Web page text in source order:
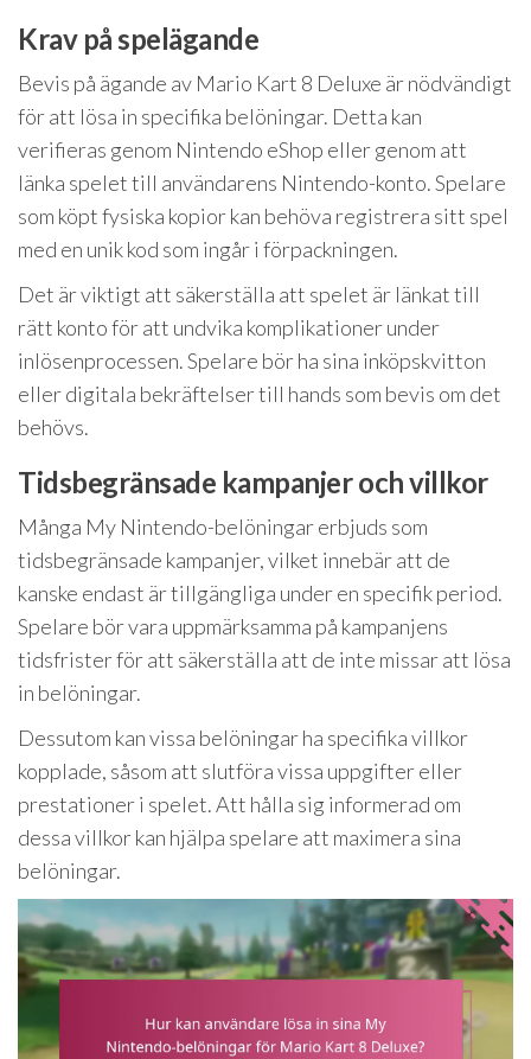
Krav på spelägande
Bevis på ägande av Mario Kart 8 Deluxe är nödvändigt
för att lösa in specifika belöningar. Detta kan
verifieras genom Nintendo eShop eller genom att
länka spelet till användarens Nintendo-konto. Spelare
som köpt fysiska kopior kan behöva registrera sitt spel
med en unik kod som ingår i förpackningen.
Det är viktigt att säkerställa att spelet är länkat till
rätt konto för att undvika komplikationer under
inlösenprocessen. Spelare bör ha sina inköpskvitton
eller digitala bekräftelser till hands som bevis om det
behövs.
Tidsbegränsade kampanjer och villkor
Många My Nintendo-belöningar erbjuds som
tidsbegränsade kampanjer, vilket innebär att de
kanske endast är tillgängliga under en specifik period.
Spelare bör vara uppmärksamma på kampanjens
tidsfrister för att säkerställa att de inte missar att lösa
in belöningar.
Dessutom kan vissa belöningar ha specifika villkor
kopplade, såsom att slutföra vissa uppgifter eller
prestationer i spelet. Att hålla sig informerad om
dessa villkor kan hjälpa spelare att maximera sina
belöningar.